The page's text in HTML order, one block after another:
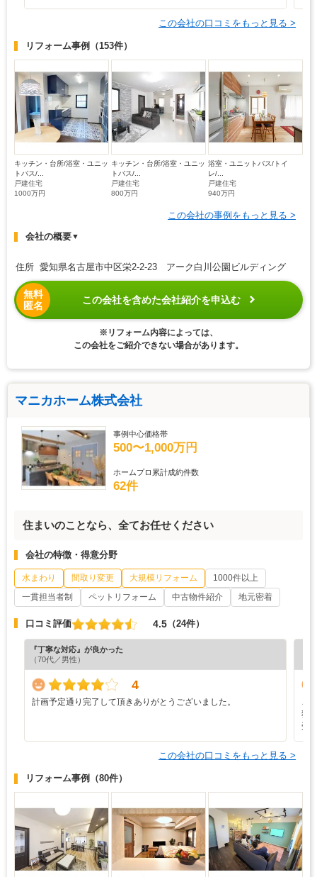
この会社の口コミをもっと見る >
リフォーム事例 （153件）
キッチン・台所/浴室・ユニッ
トバス/...
戸建住宅
1000万円
キッチン・台所/浴室・ユニッ
トバス/...
戸建住宅
800万円
浴室・ユニットバス/トイ
レ/...
戸建住宅
940万円
この会社の事例をもっと見る >
会社の概要▼
住所 愛知県名古屋市中区栄2-2-23 アーク白川公園ビルディング
無料
匿名
この会社を含めた会社紹介を申込む
※リフォーム内容によっては、
この会社をご紹介できない場合があります。
マニカホーム株式会社
事例中心価格帯
500〜1,000万円
ホームプロ累計成約件数
62件
住まいのことなら、全てお任せください
会社の特徴・得意分野
水まわり 間取り変更 大規模リフォーム
1000件以上
一貫担当者制
ペットリフォーム 中古物件紹介 地元密着
口コミ評価 4.5 （24件）
『丁寧な対応』が良かった
（70代／男性）
4
計画予定通り完了して頂きありがとうございました。
こ
独
受
この会社の口コミをもっと見る >
リフォーム事例 （80件）